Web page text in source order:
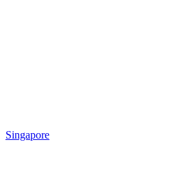
Singapore